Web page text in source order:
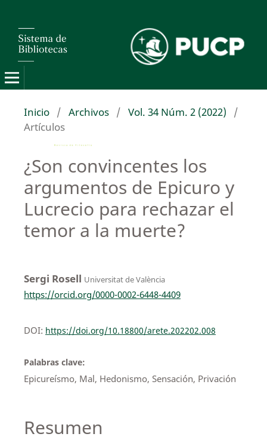
Inicio / Archivos / Vol. 34 Núm. 2 (2022)
/
Artículos
¿Son convincentes los
argumentos de Epicuro y
Lucrecio para rechazar el
temor a la muerte?
Sergi Rosell Universitat de València
https://orcid.org/0000-0002-6448-4409
DOI: https://doi.org/10.18800/arete.202202.008
Palabras clave:
Epicureísmo, Mal, Hedonismo, Sensación, Privación
Resumen